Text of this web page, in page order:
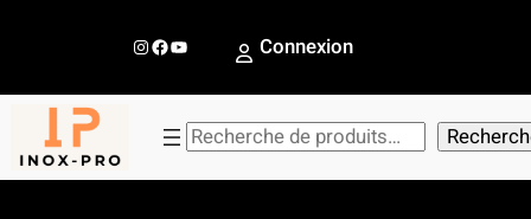
InstagramFacebook YouTube Connexion
R